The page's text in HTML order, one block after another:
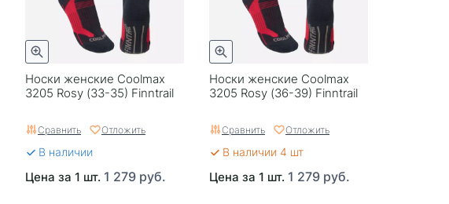
Носки женские Coolmax
3205 Rosy (33-35) Finntrail
Сравнить Отложить
В наличии
Цена за 1 шт. 1 279 руб.
Носки женские Coolmax
3205 Rosy (36-39) Finntrail
Сравнить Отложить
В наличии 4 шт
Цена за 1 шт. 1 279 руб.